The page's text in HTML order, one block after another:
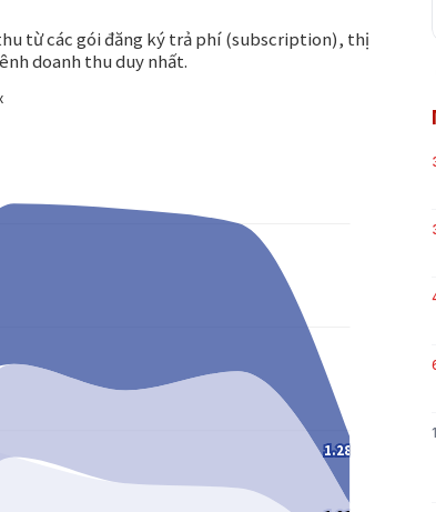
Lululemon